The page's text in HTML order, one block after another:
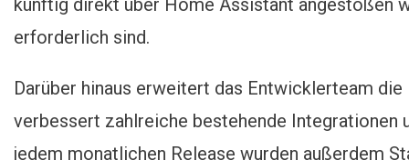
erforderlich sind.
Darüber hinaus erweitert das Entwicklerteam
verbessert zahlreiche bestehende Integrationen
jedem monatlichen Release wurden außerdem